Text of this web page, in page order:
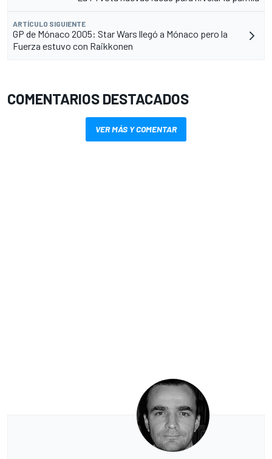
ARTÍCULO SIGUIENTE
GP de Mónaco 2005: Star Wars llegó a Mónaco pero la
Fuerza estuvo con Raikkonen
COMENTARIOS DESTACADOS
VER MÁS Y COMENTAR